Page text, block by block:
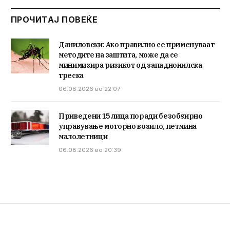
ПРОЧИТАЈ ПОВЕЌЕ
Даниловски: Ако правилно се применуваат
методите на заштита, може да се
минимизира ризикот од западнонилска
треска
06.08.2026 во 22:07
Приведени 15 лица поради безобѕирно
управување моторно возило, петмина
малолетници
06.08.2026 во 20:39